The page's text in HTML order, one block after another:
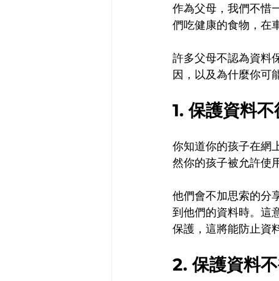
作為父母，我們不惜
們吃健康的食物，在
許多父母不認為資料
因，以及為什麼你可
1. 保護資料
你知道你的孩子在網
然你的孩子被允許使
他們會不加思索的分
到他們的資料時。這
保護，這將能防止資
2. 保護資料